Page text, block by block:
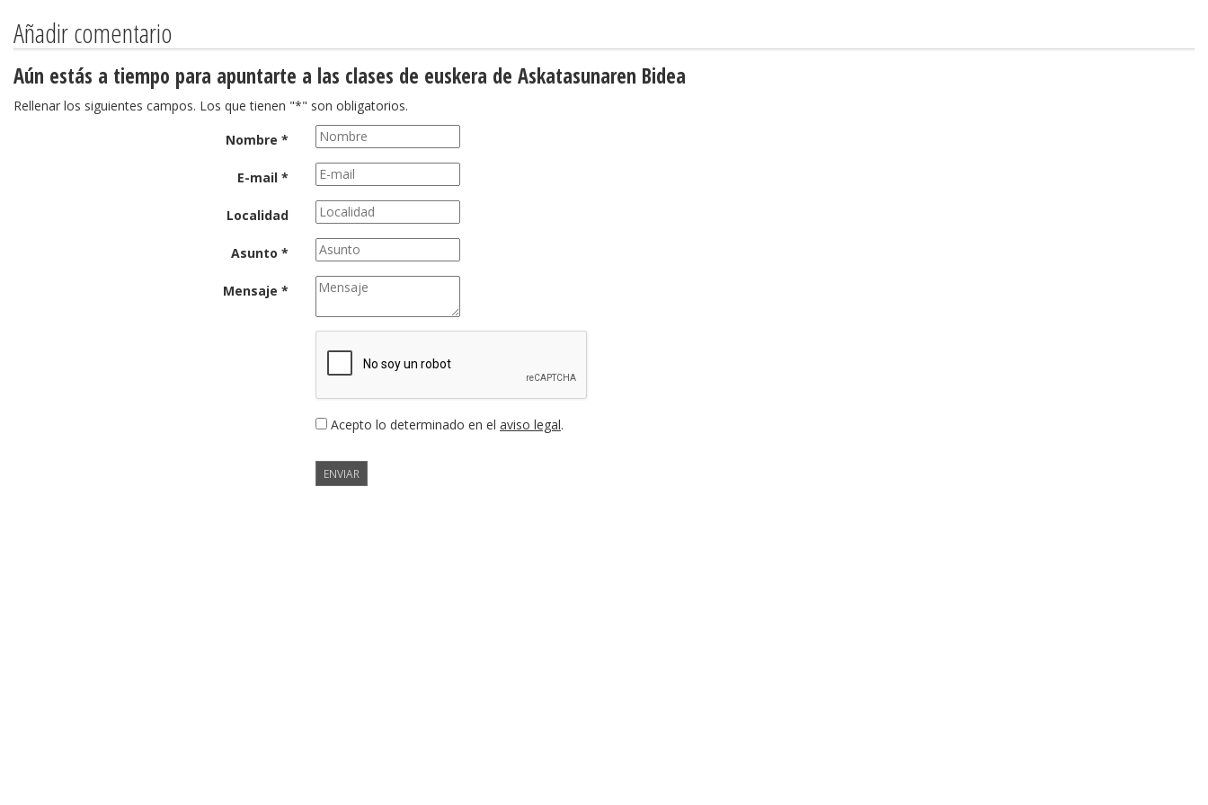
Añadir comentario
Aún estás a tiempo para apuntarte a las clases de euskera de Askatasunaren Bidea
Rellenar los siguientes campos. Los que tienen "*" son obligatorios.
Nombre *
E-mail *
Localidad
Asunto *
Mensaje *
Acepto lo determinado en el aviso legal.
ENVIAR